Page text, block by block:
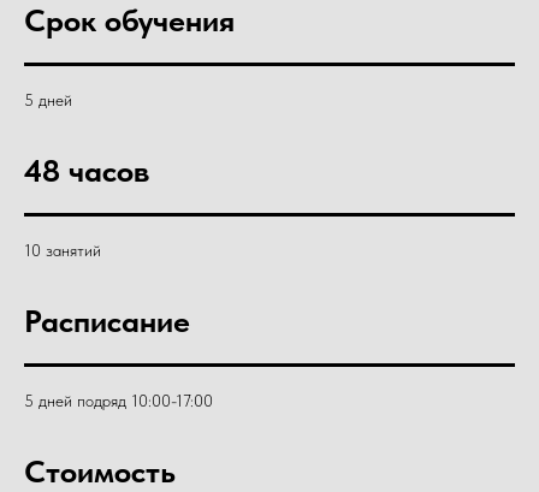
Срок обучения
5 дней
48 часов
10 занятий
Расписание
5 дней подряд 10:00-17:00
Стоимость